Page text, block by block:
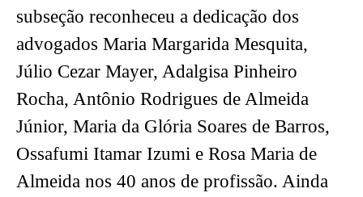
subseção reconheceu a dedicação dos
advogados Maria Margarida Mesquita,
Júlio Cezar Mayer, Adalgisa Pinheiro
Rocha, Antônio Rodrigues de Almeida
Júnior, Maria da Glória Soares de Barros,
Ossafumi Itamar Izumi e Rosa Maria de
Almeida nos 40 anos de profissão. Ainda